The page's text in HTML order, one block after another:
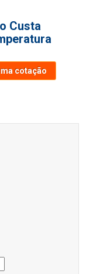
Custa
cotação